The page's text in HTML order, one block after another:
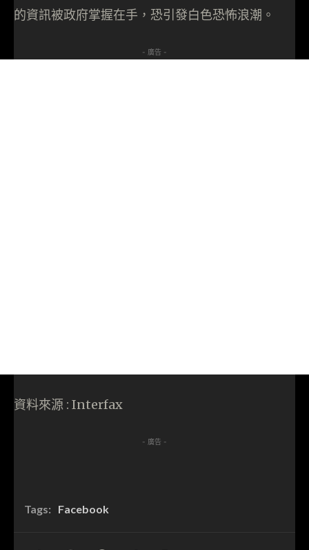
的資訊被政府掌握在手，恐引發白色恐怖浪潮。
- 廣告 -
資料來源 : Interfax
- 廣告 -
Tags: Facebook